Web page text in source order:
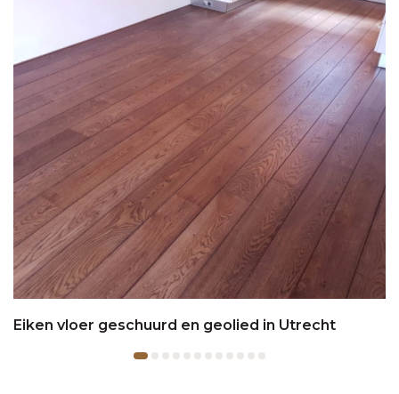
Eiken vloer geschuurd en geolied in Utrecht